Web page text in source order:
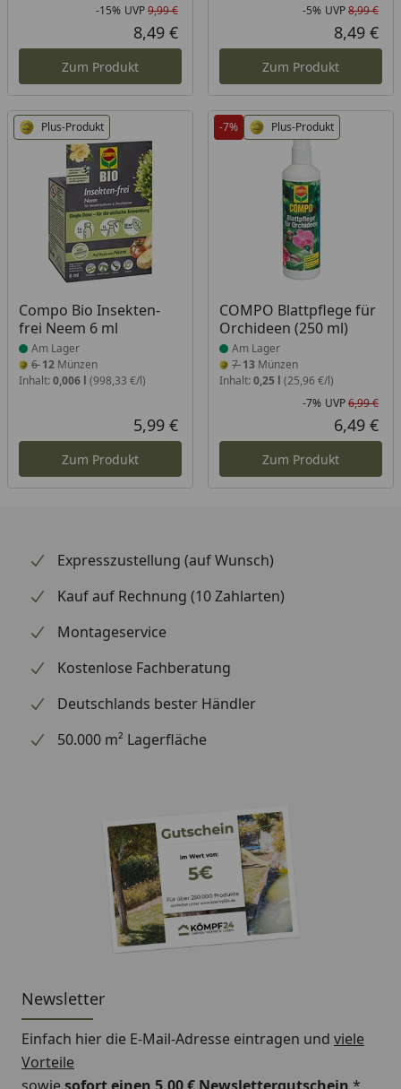
Rabatt in Prozent
-15%
Ursprünglicher Preis
UVP9,99 €
Aktueller Preis
8,49 €
Zum Produkt
-5% UVP8,99 €
8,49 €
Zum Produkt
Plus-Produkt
Compo Bio Insekten-
frei Neem 6 ml
Produkt am Lager
Am Lager
612 Münzen
Inhalt: 0,006 l (998,33 €/l)
Aktueller Preis
5,99 €
Zum Produkt
-7% Plus-Produkt
COMPO Blattpflege für
Orchideen (250 ml)
Produkt am Lager
Am Lager
713Münzen
Inhalt: 0,25 l (25,96 €/l)
-7% UVP6,99 €
6,49 €
Zum Produkt
Expresszustellung (auf Wunsch)
Kauf auf Rechnung (10 Zahlarten)
Montageservice
Kostenlose Fachberatung
Deutschlands bester Händler
50.000 m² Lagerfläche
Newsletter
Einfach hier die E-Mail-Adresse eintragen und viele
Vorteile